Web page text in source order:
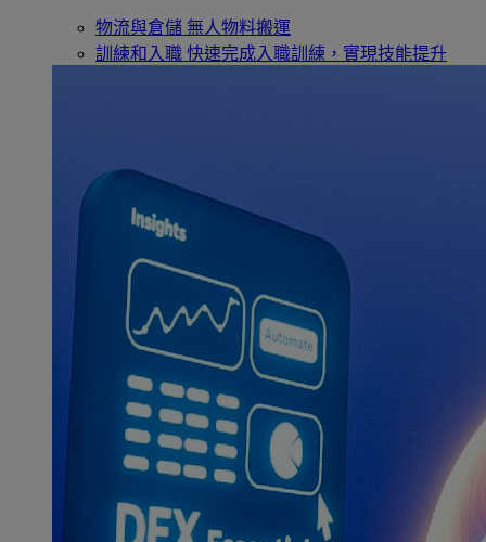
物流與倉儲 無人物料搬運
訓練和入職 快速完成入職訓練，實現技能提升